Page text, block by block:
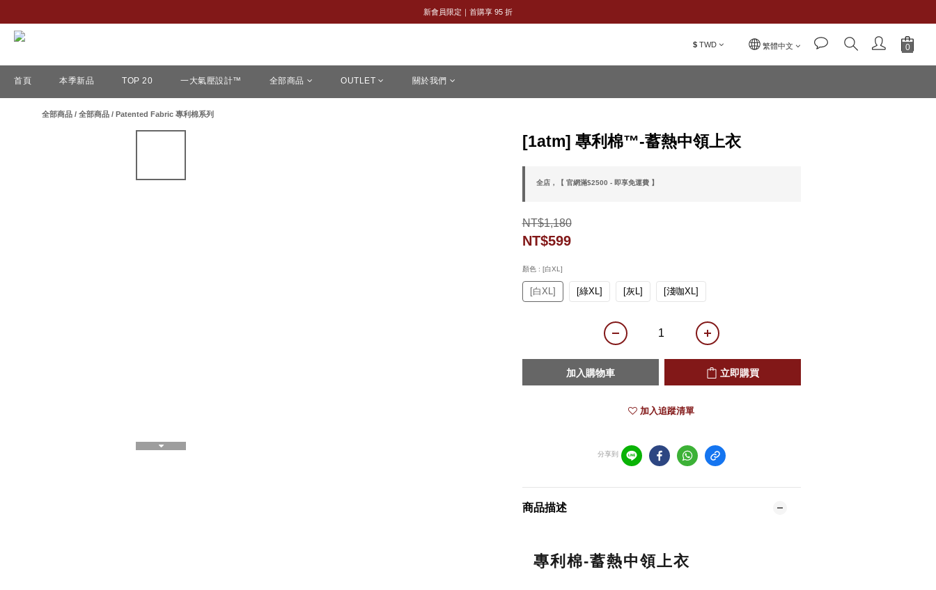
8/8 父親節限定｜全館 2 件 95 折・3 件 88 折
新會員限定｜首購享 95 折
$ TWD 繁體中文
首頁 本季新品 TOP 20 一大氣壓設計™ 全部商品 OUTLET 關於我們
全部商品 / 全部商品 / Patented Fabric 專利棉系列
[1atm] 專利棉™-蓄熱中領上衣
全店，【 官網滿$2500 - 即享免運費 】
NT$1,180
NT$599
顏色 : [白XL]
[白XL] [綠XL] [灰L] [淺咖XL]
加入購物車 立即購買
加入追蹤清單
分享到
商品描述
專利棉-蓄熱中領上衣
立即購買